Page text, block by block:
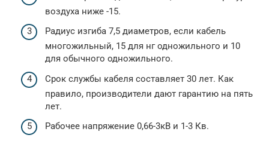
воздуха ниже -15.
Радиус изгиба 7,5 диаметров, если кабель
многожильный, 15 для нг одножильного и 10
для обычного одножильного.
Срок службы кабеля составляет 30 лет. Как
правило, производители дают гарантию на пять
лет.
Рабочее напряжение 0,66-3кВ и 1-3 Кв.